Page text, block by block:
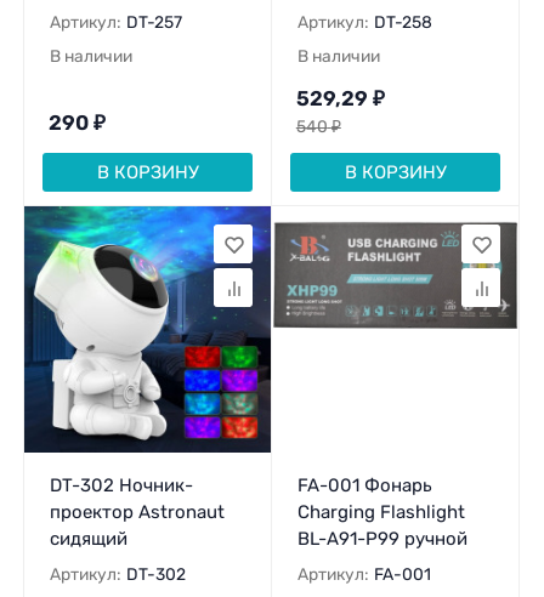
Артикул: DT-257
В наличии
290 ₽
В КОРЗИНУ
Артикул: DT-258
В наличии
529,29 ₽
540₽
В КОРЗИНУ
DT-302 Ночник-
проектор Astronaut
сидящий
Артикул: DT-302
FA-001 Фонарь
Charging Flashlight
BL-A91-P99 ручной
Артикул: FA-001